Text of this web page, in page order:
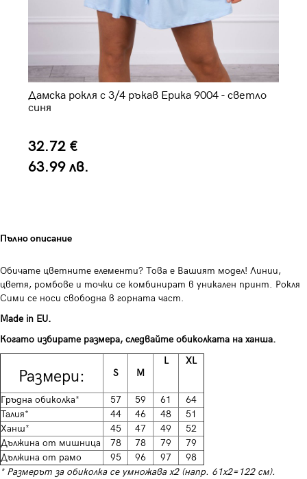
Дамска рокля с 3/4 ръкав Ерика 9004 - светло
синя
32.72 €
63.99 лв.
Пълно описание
Обичате цветните елементи? Това е Вашият модел! Линии,
цветя, ромбове и точки се комбинират в уникален принт. Рокля
Сими се носи свободна в горната част.
Made in EU.
Когато избирате размера, следвайте обиколката на ханша.
Размери: S M
L XL
Гръдна обиколка* 57 59 61
64
Талия*
44 46 48
51
Ханш*
45 47 49
52
Дължина от мишница
78 78 79
79
Дължина от рамо
95 96 97
98
* Размерът за обиколка се умножава х2 (напр. 61х2=122 см).